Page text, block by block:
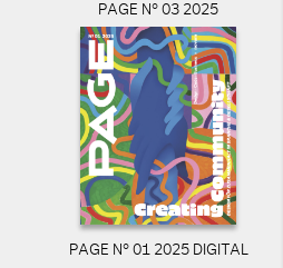
PAGE N° 03 2025
PAGE N° 01 2025 DIGITAL